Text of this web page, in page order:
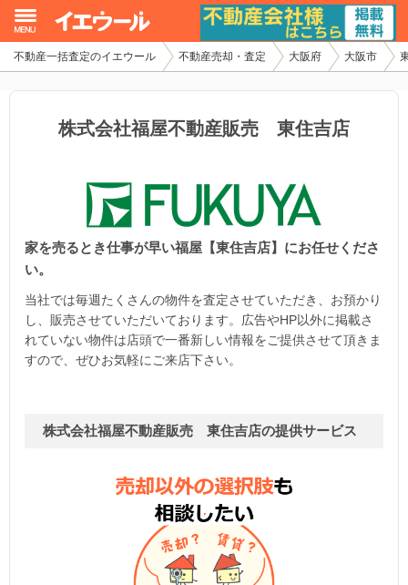
不動産一括査定のイエウール 不動産売却・査定 大阪府 大阪市
株式会社福屋不動産販売 東住吉店
家を売るとき仕事が早い福屋【東住吉店】にお任せくださ
い。
当社では毎週たくさんの物件を査定させていただき、お預かり
し、販売させていただいております。広告やHP以外に掲載さ
れていない物件は店頭で一番新しい情報をご提供させて頂きま
すので、ぜひお気軽にご来店下さい。
株式会社福屋不動産販売 東住吉店の提供サービス
イエウール加盟希望の不動産会社様
不動産の売却・一括査定
家査定シミュレーター
お問い合わせ